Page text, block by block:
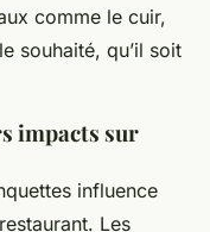
comme le cuir,
souhaité, qu’il soit
impacts sur
influence
Les